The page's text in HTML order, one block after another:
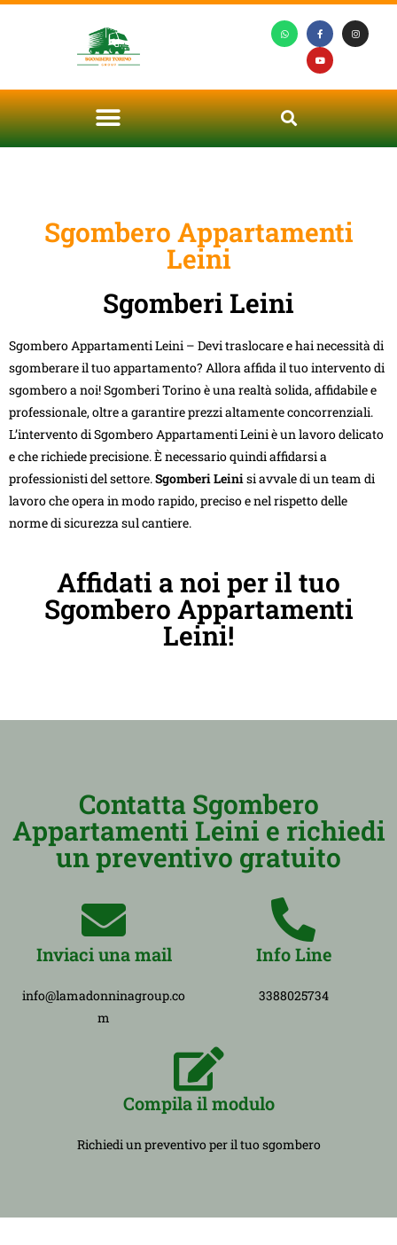
Sgombero Appartamenti
Leini
Sgomberi Leini
Sgombero Appartamenti Leini – Devi traslocare e hai necessità di
sgomberare il tuo appartamento? Allora affida il tuo intervento di
sgombero a noi! Sgomberi Torino è una realtà solida, affidabile e
professionale, oltre a garantire prezzi altamente concorrenziali.
L’intervento di Sgombero Appartamenti Leini è un lavoro delicato
e che richiede precisione. È necessario quindi affidarsi a
professionisti del settore.Sgomberi Leini si avvale di un team di
lavoro che opera in modo rapido, preciso e nel rispetto delle
norme di sicurezza sul cantiere.
Affidati a noi per il tuo
Sgombero Appartamenti
Leini!
Contatta Sgombero
Appartamenti Leini e richiedi
un preventivo gratuito
Inviaci una mail
info@lamadonninagroup.co
m
Info Line
3388025734
Compila il modulo
Richiedi un preventivo per il tuo sgombero